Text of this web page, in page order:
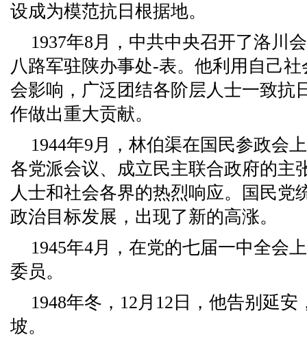
设成为模范抗日根据地。
1937年8月，中共中央召开了洛川
八路军驻陕办事处-表。他利用自己
会影响，广泛团结各阶层人士一致抗
作做出重大贡献。
1944年9月，林伯渠在国民参政会
各党派会议、成立民主联合政府的主
人士和社会各界的热烈响应。国民党
政治目标发展，出现了新的高涨。
1945年4月，在党的七届一中全会
委员。
1948年冬，12月12日，他告别延
坡。